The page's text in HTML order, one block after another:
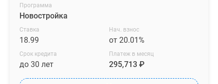
Программа
Новостройка
Ставка
18.99
Нач. взнос
от 20.01%
Срок кредита
до 30 лет
Платеж в месяц
295,713 ₽